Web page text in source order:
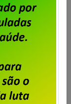
de
.